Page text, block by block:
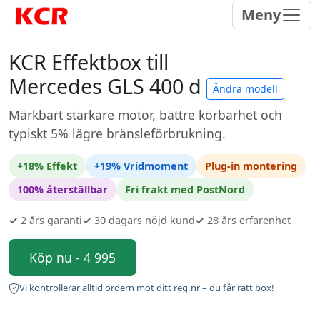
Meny
KCR Effektbox till
Mercedes GLS 400 d
Ändra modell
Märkbart starkare motor, bättre körbarhet och
typiskt 5% lägre bränsleförbrukning.
+18% Effekt +19% Vridmoment
Plug-in montering
100% återställbar
Fri frakt med PostNord
✓ 2 års garanti✓ 30 dagars nöjd kund✓ 28 års erfarenhet
Köp nu - 4 995
Vi kontrollerar alltid ordern mot ditt reg.nr – du får rätt box!